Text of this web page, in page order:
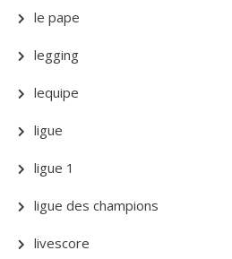
le pape
legging
lequipe
ligue
ligue 1
ligue des champions
livescore